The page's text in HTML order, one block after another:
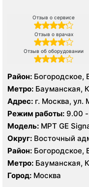
Отзыв о сервисе
Отзыв о врачах
Отзыв об оборудовании
Район: Богородское,
Измайлово, Северное
Сокольники
Метро: Бауманская,
Преображенская
Электрозаводская,
Адрес: г. Москва, ул.
Режим работы: 9.00
Модель: МРТ GE
срезов, УЗИ GE Logiq
Округ: Восточный
Район: Богородское,
Измайлово, Северное
Сокольники
Метро: Бауманская,
Преображенская
Электрозаводская,
Город: Москва